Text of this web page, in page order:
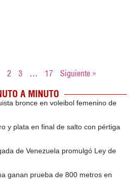
2 3 … 17 Siguiente »
A MINUTO
bronce en voleibol femenino de
y plata en final de salto con pértiga
de Venezuela promulgó Ley de
ganan prueba de 800 metros en